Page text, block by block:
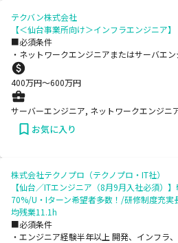
テクバン株式会社
【＜仙台事業所向け＞インフラエンジニア】
■必須条件
・ネットワークエンジニアまたはサーバエ
400万円〜600万円
サーバーエンジニア, ネットワークエンジニ
お気に入り
株式会社テクノプロ（テクノプロ・IT社）
【仙台／ITエンジニア（8月9月入社必須）
70%/U・Iターン希望者多数！/研修制度充
均残業11.1h
■必須条件
・エンジニア経験半年以上 開発、インフラ